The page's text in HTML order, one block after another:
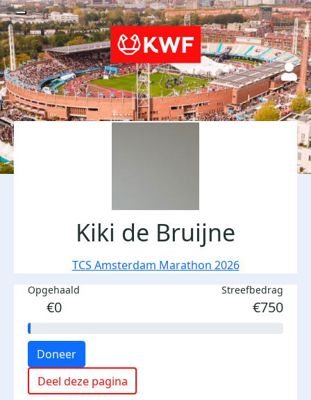
Kiki de Bruijne
TCS Amsterdam Marathon 2026
Opgehaald
€0
Streefbedrag
€750
Doneer
Deel deze pagina